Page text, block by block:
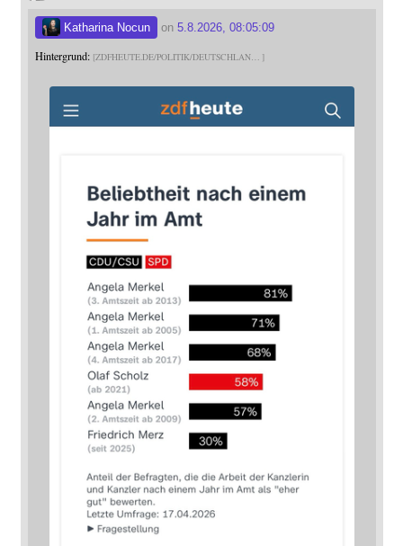
Katharina Nocun on 5.8.2026, 08:05:09
Hintergrund: ZDFHEUTE.DE/POLITIK/DEUTSCHLAN